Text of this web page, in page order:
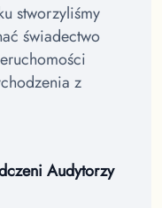
stworzyliśmy
świadectwo
z
Audytorzy